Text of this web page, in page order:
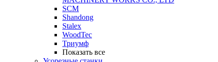
SCM
Shandong
Stalex
WoodTec
Триумф
Показать все